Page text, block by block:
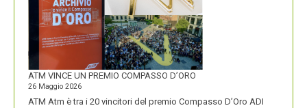
MOSTRA
LA
SUA
IDENTITÀ
FORTE
ATM VINCE UN PREMIO COMPASSO D’ORO
26 Maggio 2026
ATM Atm è tra i 20 vincitori del premio Compasso D’Oro ADI